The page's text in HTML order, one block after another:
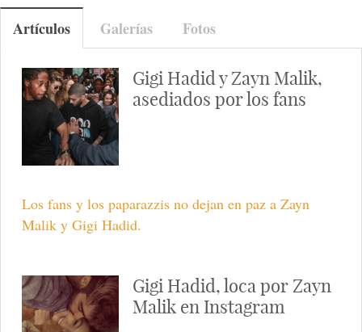
Artículos Galerías Fotos
Gigi Hadid y Zayn Malik,
asediados por los fans
Los fans y los paparazzis no dejan en paz a Zayn
Malik y Gigi Hadid.
Gigi Hadid, loca por Zayn
Malik en Instagram